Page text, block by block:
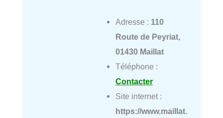
Adresse : 110
Route de Peyriat,
01430 Maillat
Téléphone :
Contacter
Site internet :
https://www.maillat.